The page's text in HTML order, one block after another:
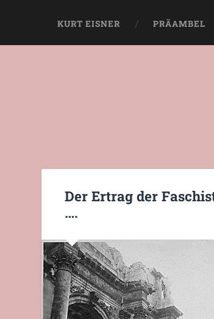
KURT EISNER PRÄAMBEL
Der Ertrag der
….